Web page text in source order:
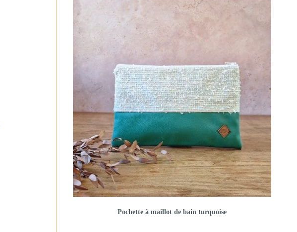
Pochette à maillot de bain turquoise